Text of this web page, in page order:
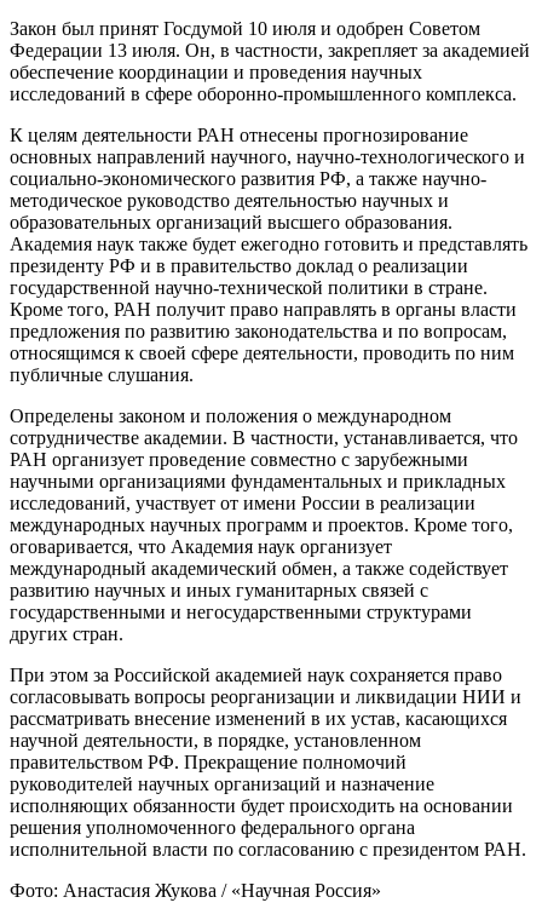
Закон был принят Госдумой 10 июля и одобрен Советом
Федерации 13 июля. Он, в частности, закрепляет за академией
обеспечение координации и проведения научных
исследований в сфере оборонно-промышленного комплекса.
К целям деятельности РАН отнесены прогнозирование
основных направлений научного, научно-технологического и
социально-экономического развития РФ, а также научно-
методическое руководство деятельностью научных и
образовательных организаций высшего образования.
Академия наук также будет ежегодно готовить и представлять
президенту РФ и в правительство доклад о реализации
государственной научно-технической политики в стране.
Кроме того, РАН получит право направлять в органы власти
предложения по развитию законодательства и по вопросам,
относящимся к своей сфере деятельности, проводить по ним
публичные слушания.
Определены законом и положения о международном
сотрудничестве академии. В частности, устанавливается, что
РАН организует проведение совместно с зарубежными
научными организациями фундаментальных и прикладных
исследований, участвует от имени России в реализации
международных научных программ и проектов. Кроме того,
оговаривается, что Академия наук организует
международный академический обмен, а также содействует
развитию научных и иных гуманитарных связей с
государственными и негосударственными структурами
других стран.
При этом за Российской академией наук сохраняется право
согласовывать вопросы реорганизации и ликвидации НИИ и
рассматривать внесение изменений в их устав, касающихся
научной деятельности, в порядке, установленном
правительством РФ. Прекращение полномочий
руководителей научных организаций и назначение
исполняющих обязанности будет происходить на основании
решения уполномоченного федерального органа
исполнительной власти по согласованию с президентом РАН.
Фото: Анастасия Жукова / «Научная Россия»